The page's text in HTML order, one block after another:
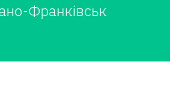
Франківськ